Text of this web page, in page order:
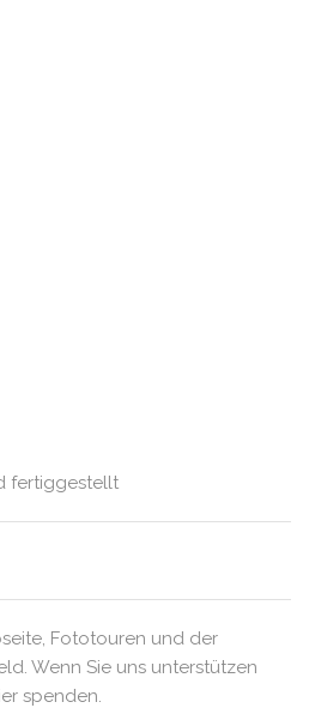
fertiggestellt
Fototouren und der
Wenn Sie uns unterstützen
spenden.